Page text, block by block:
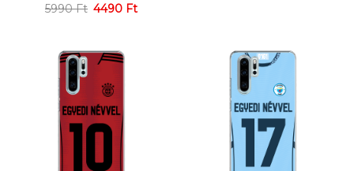
5990Ft 4490 Ft